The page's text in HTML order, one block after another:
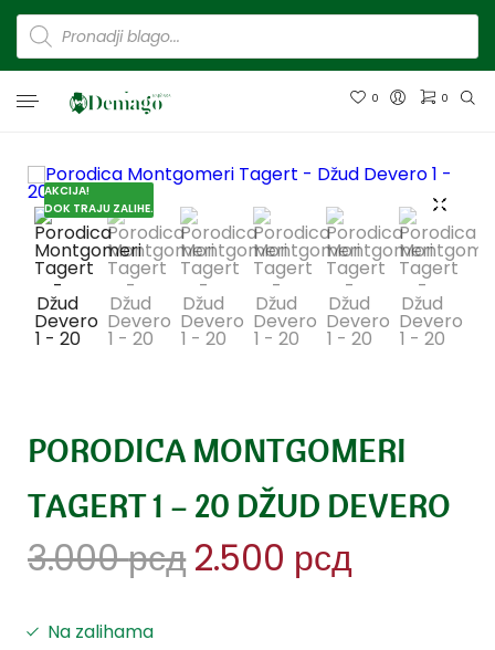
0 0
AKCIJA!
DOK TRAJU ZALIHE.
PORODICA MONTGOMERI
TAGERT 1 – 20 DŽUD DEVERO
3.000рсд2.500 рсд
Na zalihama